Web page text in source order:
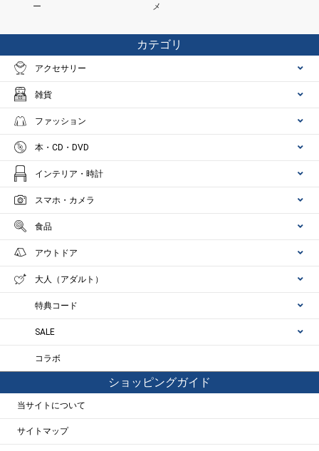
ー
メ
カテゴリ
アクセサリー
雑貨
ファッション
本・CD・DVD
インテリア・時計
スマホ・カメラ
食品
アウトドア
大人（アダルト）
特典コード
SALE
コラボ
ショッピングガイド
当サイトについて
サイトマップ